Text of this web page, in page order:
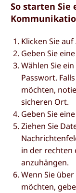
So starten Sie
Klicken Sie
Geben Sie
Wählen Sie
Passwort.
möchten,
sicheren Ort.
Geben Sie
Ziehen Sie
in der rechten
anzuhängen.
Wenn Sie
möchten,